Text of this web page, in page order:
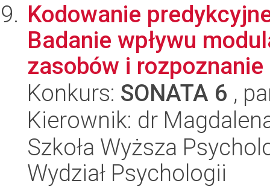
Kodowanie
Badanie wpływu
zasobów i rozpoznanie
Konkurs: SONATA 6 ,
Kierownik: dr
Szkoła Wyższa
Wydział Psychologii